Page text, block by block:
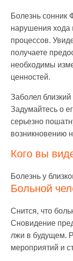
Болезнь сонник
нарушения хода
процессов.
получаете
необходимы
ценностей.
Заболел
Задумайтесь о
серьезно
возникновению
Кого вы
Болезнь у
Больной
Снится, что
Сновидение
лжи в будущем.
мероприятий и